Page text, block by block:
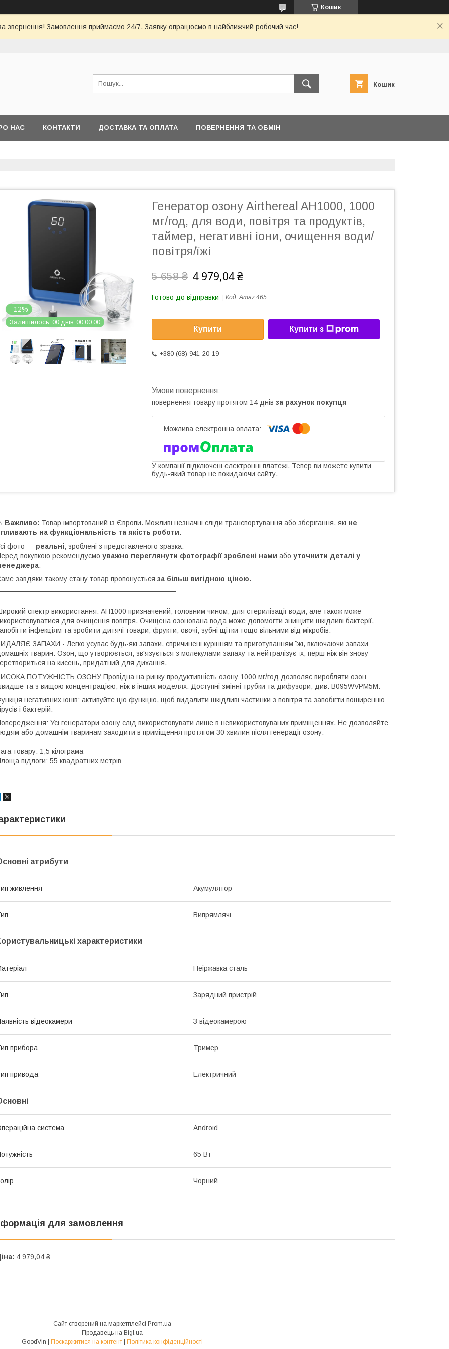
Кошик
звернення! Замовлення приймаємо 24/7. Заявку опрацюємо в найближчий робочий час!
Кошик
НАС КОНТАКТИ ДОСТАВКА ТА ОПЛАТА ПОВЕРНЕННЯ ТА ОБМІН
–12%
Залишилось 00 днів 00 00 00
Генератор озону Airthereal AH1000, 1000
мг/год, для води, повітря та продуктів,
таймер, негативні іони, очищення води/
повітря/їжі
5 658 ₴ 4 979,04 ₴
Готово до відправки Код:Amaz 465
Купити Купити з
+380 (68) 941-20-19
повернення товару протягом 14 днів за рахунок покупця
У компанії підключені електронні платежі. Тепер ви можете купити
будь-який товар не покидаючи сайту.
Важливо: Товар імпортований із Європи. Можливі незначні сліди транспортування або зберігання, які не
на функціональність та якість роботи.
фото — реальні, зроблені з представленого зразка.
покупкою рекомендуємо уважно переглянути фотографії зроблені нами або уточнити деталі у
.
завдяки такому стану товар пропонується за більш вигідною ціною.
спектр використання: AH1000 призначений, головним чином, для стерилізації води, але також може
для очищення повітря. Очищена озонована вода може допомогти знищити шкідливі бактерії,
інфекціям та зробити дитячі товари, фрукти, овочі, зубні щітки тощо вільними від мікробів.
ЗАПАХИ - Легко усуває будь-які запахи, спричинені курінням та приготуванням їжі, включаючи запахи
тварин. Озон, що утворюється, зв'язується з молекулами запаху та нейтралізує їх, перш ніж він знову
на кисень, придатний для дихання.
ПОТУЖНІСТЬ ОЗОНУ Провідна на ринку продуктивність озону 1000 мг/год дозволяє виробляти озон
та з вищою концентрацією, ніж в інших моделях. Доступні змінні трубки та дифузори, див. B095WVPM5M.
негативних іонів: активуйте цю функцію, щоб видалити шкідливі частинки з повітря та запобігти поширенню
і бактерій.
Усі генератори озону слід використовувати лише в невикористовуваних приміщеннях. Не дозволяйте
або домашнім тваринам заходити в приміщення протягом 30 хвилин після генерації озону.
товару: 1,5 кілограма
підлоги: 55 квадратних метрів
атрибути
живлення Акумулятор
Випрямлячі
характеристики
Неіржавка сталь
Зарядний пристрій
відеокамери З відеокамерою
прибора Тример
привода Електричний
система Android
65 Вт
Чорний
для замовлення
4 979,04 ₴
Сайт створений на маркетплейсі Prom.ua
Продавець на Bigl.ua
GoodVin | Поскаржитися на контент | Політика конфіденційності